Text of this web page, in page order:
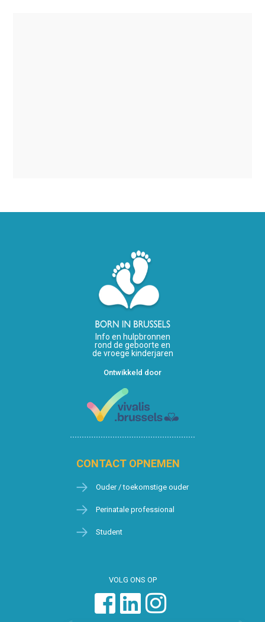
Info en hulpbronnen
rond de geboorte en
de vroege kinderjaren
Ontwikkeld door
CONTACT OPNEMEN
Ouder / toekomstige ouder
Perinatale professional
Student
VOLG ONS OP